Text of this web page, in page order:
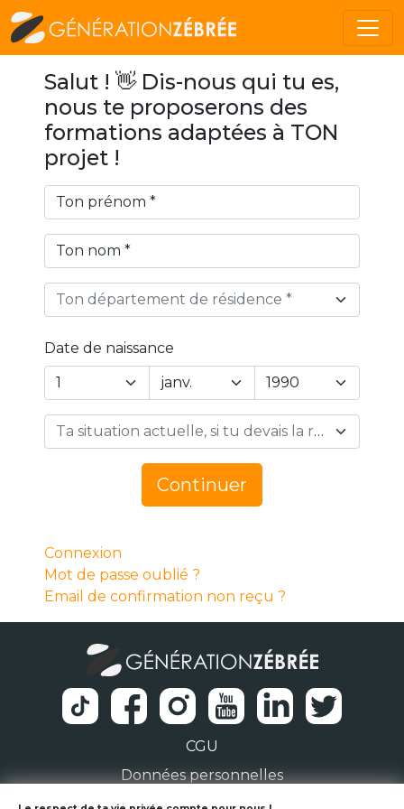
Salut ! 👋 Dis-nous qui tu es,
nous te proposerons des
formations adaptées à TON
projet !
Ton département de résidence *
Date de naissance
Year
Day
Ta situation actuelle, si tu devais la résumer en 1 mot… *
Continuer
Connexion
Mot de passe oublié ?
Email de confirmation non reçu ?
CGU
Données personnelles